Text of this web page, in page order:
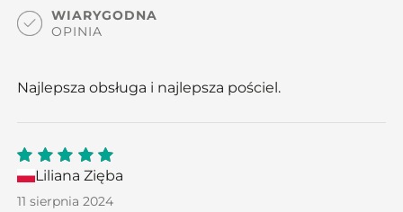
WIARYGODNA
OPINIA
Najlepsza obsługa i najlepsza pościel.
5out
of 5
Liliana Zięba
11 sierpnia 2024